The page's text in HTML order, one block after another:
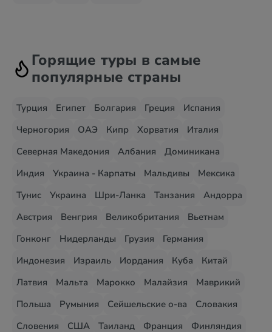
Горящие туры в самые
популярные страны
Турция Египет Болгария Греция
Испания
Черногория
ОАЭ Кипр Хорватия
Италия
Северная Македония
Албания
Доминикана
Индия
Украина - Карпаты Мальдивы
Мексика
Тунис
Украина Шри-Ланка Танзания
Андорра
Австрия
Венгрия Великобритания
Вьетнам
Гонконг
Нидерланды Грузия
Германия
Индонезия
Израиль Иордания Куба
Китай
Латвия
Мальта Марокко Малайзия
Маврикий
Польша
Румыния Сейшельские о-ва
Словакия
Словения
США Таиланд Франция
Финляндия